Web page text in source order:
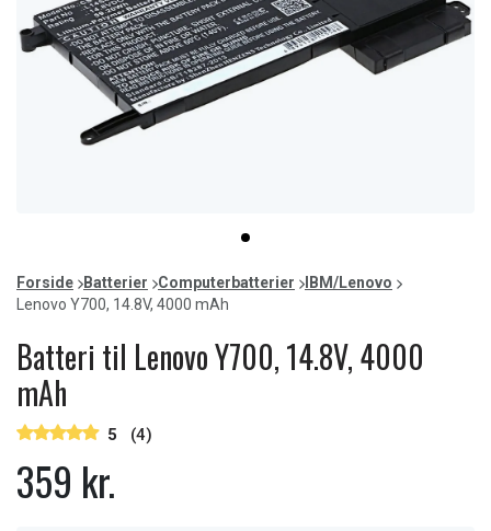
item
0
of
1
Forside Batterier Computerbatterier
IBM/Lenovo
Lenovo Y700, 14.8V, 4000 mAh
Batteri til Lenovo Y700, 14.8V, 4000
mAh
5 (4)
359 kr.